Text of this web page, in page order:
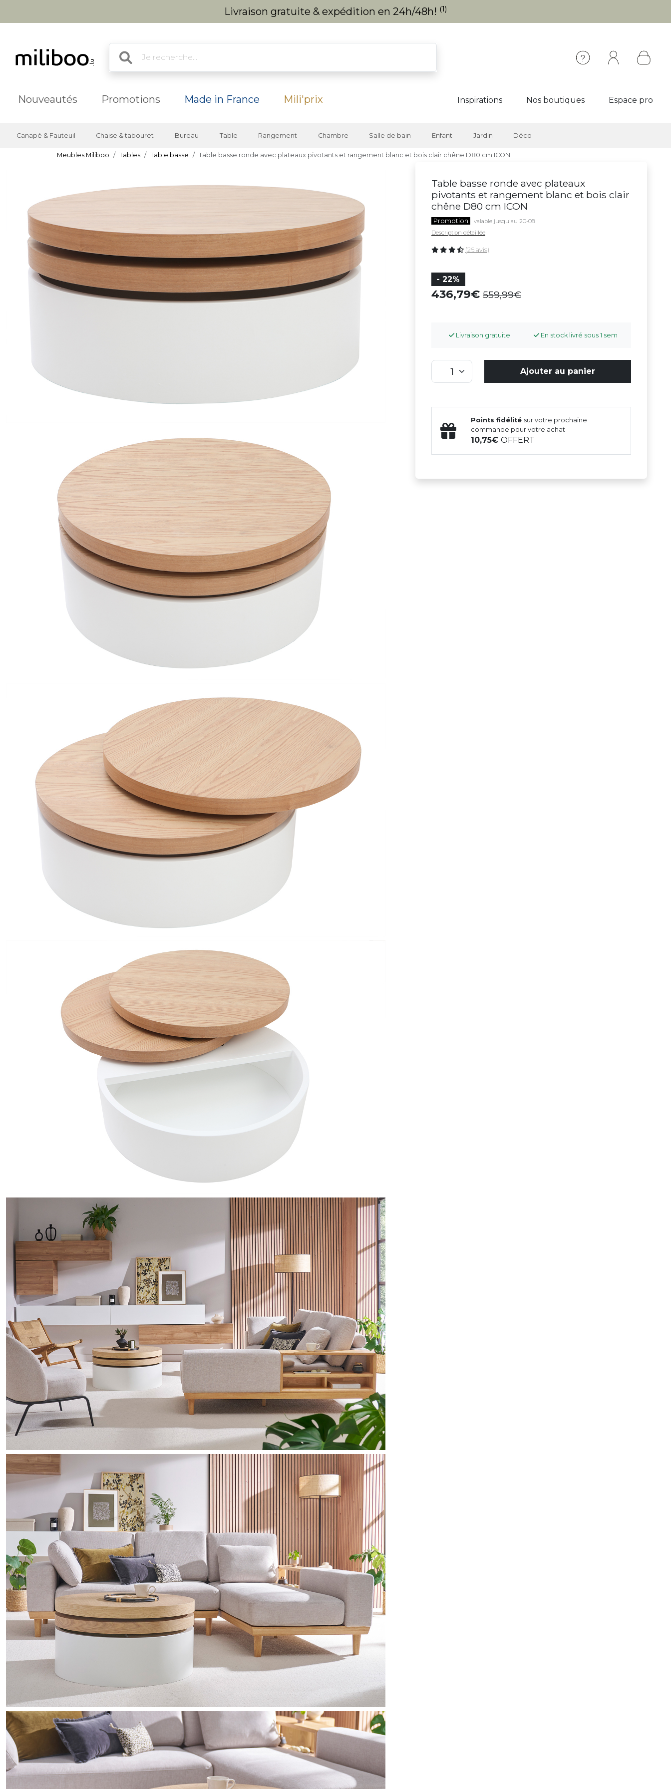
Livraison gratuite & expédition en 24h/48h! (1)
Nouveautés Promotions Made in France Mili'prix Inspirations Nos boutiques Espace pro
Canapé & Fauteuil Chaise & tabouret Bureau Table Rangement Chambre Salle de bain Enfant Jardin Déco
Meubles Miliboo Tables Table basse Table basse ronde avec plateaux pivotants et rangement blanc et bois clair chêne D80 cm ICON
Table basse ronde avec plateaux
pivotants et rangement blanc et bois clair
chêne D80 cm ICON
Promotion
valable jusqu'au 20-08
Description détaillée
(26 avis)
- 22%
436,79 559,99
Livraison gratuite En stock livré sous 1 sem
Ajouter au panier
Points fidélité sur votre prochaine
commande pour votre achat
10,75OFFERT